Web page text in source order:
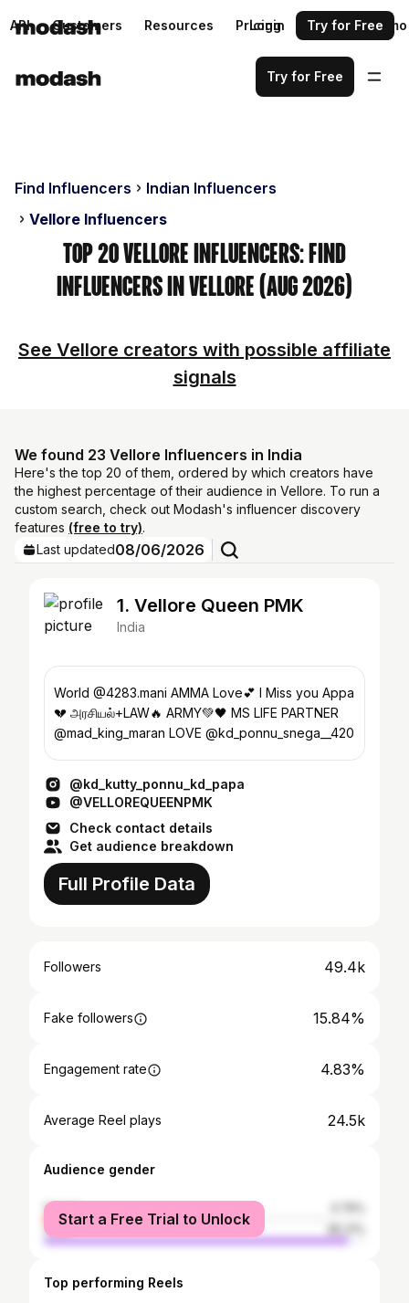
API Customers Resources Pricing Request a demo
Login Try for Free
Try for Free
Find Influencers
Indian Influencers
Vellore Influencers
Top 20 Vellore Influencers: Find
Influencers in Vellore (Aug 2026)
See Vellore creators with possible affiliate
signals
We found 23 Vellore Influencers in India
Here's the top 20 of them, ordered by which creators have
the highest percentage of their audience in Vellore. To run a
custom search, check out Modash's influencer discovery
features (free to try).
Last updated08/06/2026
1. Vellore Queen PMK
India
World @4283.mani AMMA Love💕 I Miss you Appa
💔 அரசியல்+LAW🔥 ARMY💚🖤 MS LIFE PARTNER
@mad_king_maran LOVE @kd_ponnu_snega__420
@kd_kutty_ponnu_kd_papa
@VELLOREQUEENPMK
Check contact details
Get audience breakdown
Full Profile Data
Followers 49.4k
Fake followers 15.84%
Engagement rate 4.83%
Average Reel plays 24.5k
Audience gender
female
male
Start a Free Trial to Unlock
Top performing Reels